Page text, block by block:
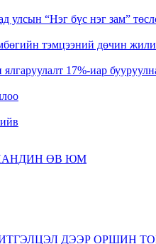
“Нэг бүс нэг зам”
тэмцээний дөчин
17%-иар
ӨВ ЮМ
тоогоор 1.4 тэрбум
аж ахуйн ашигаа
ДЭЭР ОРШИН